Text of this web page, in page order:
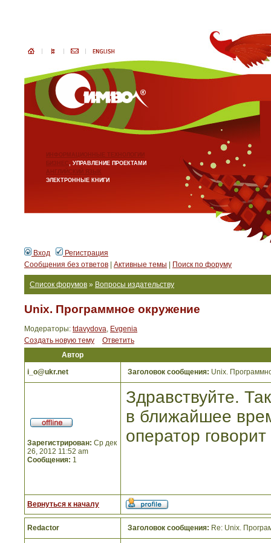
ИНФОРМАЦИОННЫЕ ТЕХНОЛОГИИ
БИЗНЕС, УПРАВЛЕНИЕ ПРОЕКТАМИ
АНГЛИЙСКИЙ ЯЗЫК
ЭЛЕКТРОННЫЕ КНИГИ
Вход
Регистрация
Сообщения без ответов
Активные темы Поиск по форуму
Список форумов » Вопросы издательству
Unix. Программное окружение
Модераторы: tdavydova, Evgenia
Создать новую тему
Ответить
Автор
i_o@ukr.net
Заголовок сообщения: Unix.
Зарегистрирован: Ср дек
26, 2012 11:52 am
Сообщения: 1
Здравствуйте.
в ближайшее
оператор
Вернуться к началу
Redactor Заголовок сообщения: Re: Unix.